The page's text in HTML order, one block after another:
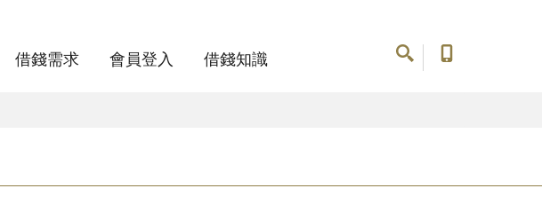
借錢需求 會員登入 借錢知識